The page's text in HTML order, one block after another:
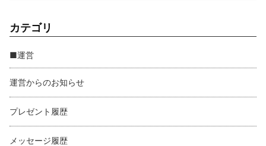
カテゴリ
■運営
運営からのお知らせ
プレゼント履歴
メッセージ履歴